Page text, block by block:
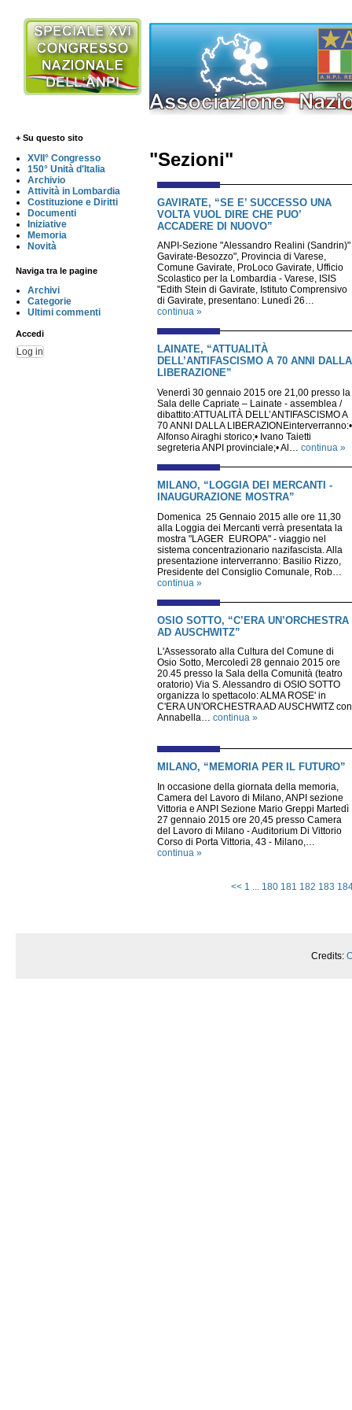
+ Su questo sito
XVII° Congresso
150° Unità d'Italia
Archivio
Attività in Lombardia
Costituzione e Diritti
Documenti
Iniziative
Memoria
Novità
Naviga tra le pagine
Archivi
Categorie
Ultimi commenti
Accedi
Log in
"Sezioni"
GAVIRATE, “SE E’ SUCCESSO UNA
VOLTA VUOL DIRE CHE PUO’
ACCADERE DI NUOVO”
ANPI-Sezione "Alessandro Realini (Sandrin)"
Gavirate-Besozzo", Provincia di Varese,
Comune Gavirate, ProLoco Gavirate, Ufficio
Scolastico per la Lombardia - Varese, ISIS
"Edith Stein di Gavirate, Istituto Comprensivo
di Gavirate, presentano: Lunedì 26…
continua »
LAINATE, “ATTUALITÀ
DELL’ANTIFASCISMO A 70 ANNI DALLA
LIBERAZIONE”
Venerdì 30 gennaio 2015 ore 21,00 presso la
Sala delle Capriate – Lainate - assemblea /
dibattito:ATTUALITÀ DELL’ANTIFASCISMO A
70 ANNI DALLA LIBERAZIONEinterverranno:•
Alfonso Airaghi storico;• Ivano Taietti
segreteria ANPI provinciale;• Al… continua »
MILANO, “LOGGIA DEI MERCANTI -
INAUGURAZIONE MOSTRA”
Domenica 25 Gennaio 2015 alle ore 11,30
alla Loggia dei Mercanti verrà presentata la
mostra "LAGER EUROPA" - viaggio nel
sistema concentrazionario nazifascista. Alla
presentazione interverranno: Basilio Rizzo,
Presidente del Consiglio Comunale, Rob…
continua »
OSIO SOTTO, “C’ERA UN’ORCHESTRA
AD AUSCHWITZ”
L'Assessorato alla Cultura del Comune di
Osio Sotto, Mercoledì 28 gennaio 2015 ore
20.45 presso la Sala della Comunità (teatro
oratorio) Via S. Alessandro di OSIO SOTTO
organizza lo spettacolo: ALMA ROSE' in
C'ERA UN'ORCHESTRA AD AUSCHWITZ con
Annabella… continua »
MILANO, “MEMORIA PER IL FUTURO”
In occasione della giornata della memoria,
Camera del Lavoro di Milano, ANPI sezione
Vittoria e ANPI Sezione Mario Greppi Martedì
27 gennaio 2015 ore 20,45 presso Camera
del Lavoro di Milano - Auditorium Di Vittorio
Corso di Porta Vittoria, 43 - Milano,…
continua »
<< 1 ... 180 181 182 183
Credits: